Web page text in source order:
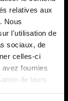
relatives aux
Nous
l'utilisation de
sociaux, de
celles-ci
fournies
de leurs